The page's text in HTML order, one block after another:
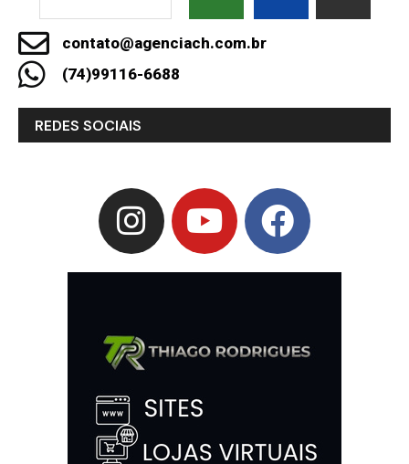
contato@agenciach.com.br
(74)99116-6688
REDES SOCIAIS